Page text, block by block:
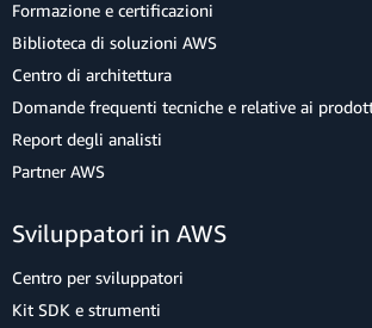
Formazione e certificazioni
Biblioteca di soluzioni AWS
Centro di architettura
Domande frequenti tecniche e relative ai
Report degli analisti
Partner AWS
Sviluppatori in AWS
Centro per sviluppatori
Kit SDK e strumenti